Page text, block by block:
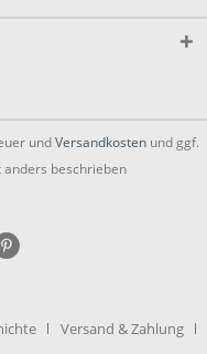
undVersandkostenund ggf.
beschrieben
Versand & Zahlung